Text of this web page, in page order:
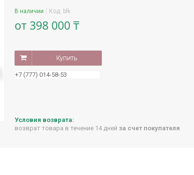
В наличии Код: blk
от 398 000 ₸
Купить
+7 (777) 014-58-53
возврат товара в течение 14 дней за счет покупателя